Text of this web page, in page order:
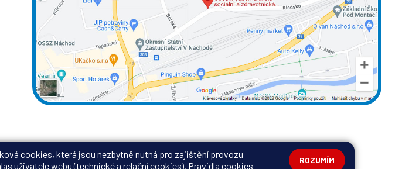
cookies, která jsou nezbytně nutná pro zajištění provozu
uživatele webu (technické a relační cookies). Pravidla cookies
ROZUMÍM